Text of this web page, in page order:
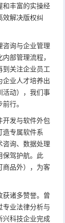
和丰富的实操经
效解决版权纠
咨询与企业管理
部管理流程，
到关注企业员工
企业人才培养出
活动），我们事
行。
开发与软件外包
造专属软件系
咨询、数据处理
保驾护航。此
商品外），为客
获诸多赞誉。曾
专业法律分析与
兴科技企业完成